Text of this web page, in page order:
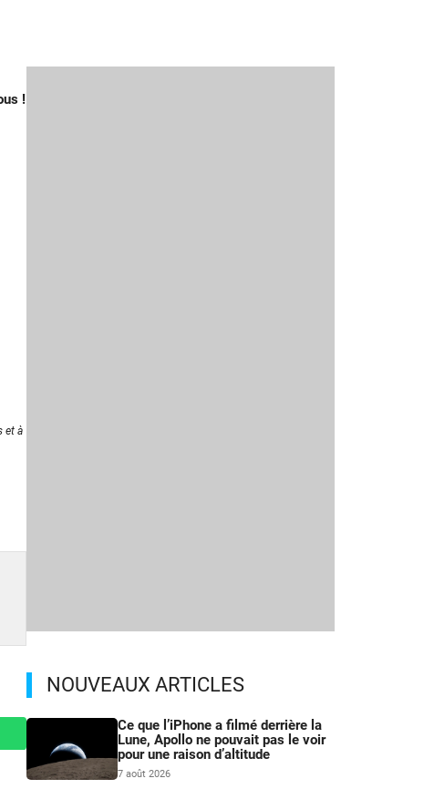
!
et à
NOUVEAUX ARTICLES
Ce que l’iPhone a filmé derrière la
Lune, Apollo ne pouvait pas le voir
pour une raison d’altitude
7 août 2026